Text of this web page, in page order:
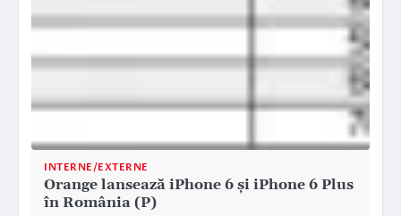
INTERNE/EXTERNE
Orange lansează iPhone 6 și iPhone 6 Plus
în România (P)